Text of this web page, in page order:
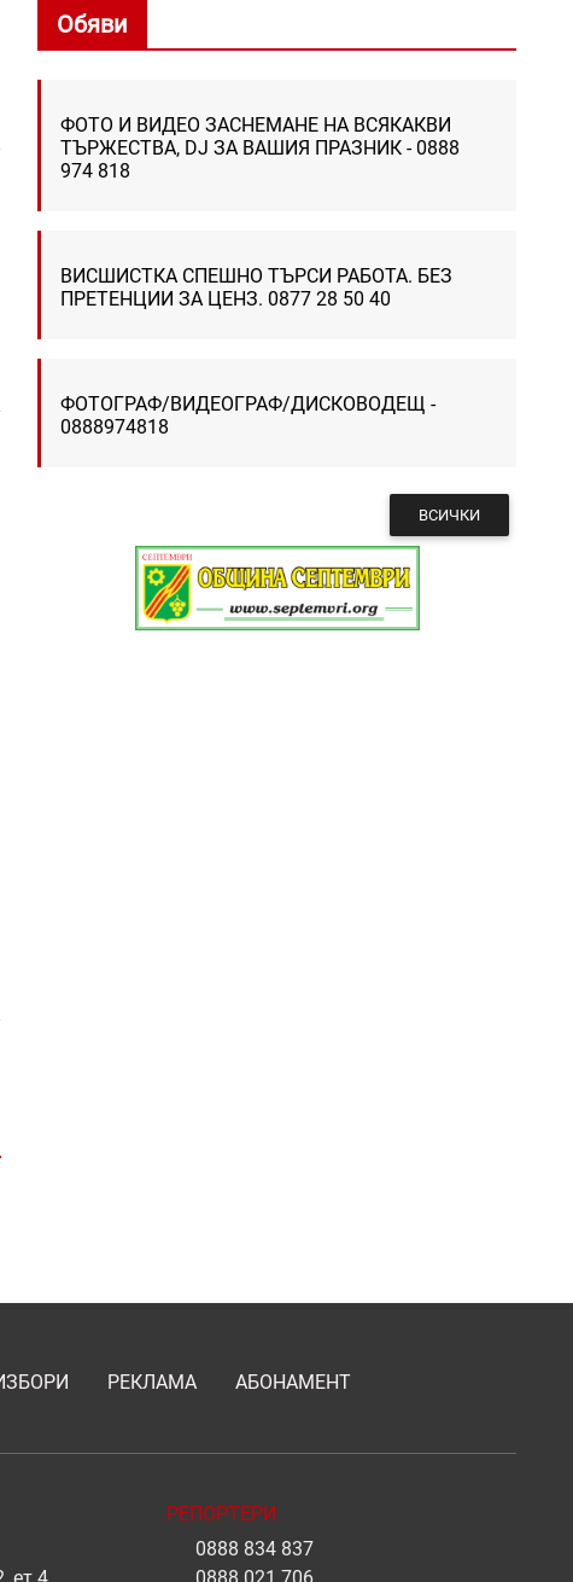
Обяви
ФОТО И ВИДЕО ЗАСНЕМАНЕ НА ВСЯКАКВИ
ТЪРЖЕСТВА, DJ ЗА ВАШИЯ ПРАЗНИК - 0888
974 818
ВИСШИСТКА СПЕШНО ТЪРСИ РАБОТА. БЕЗ
ПРЕТЕНЦИИ ЗА ЦЕНЗ. 0877 28 50 40
ФОТОГРАФ/ВИДЕОГРАФ/ДИСКОВОДЕЩ -
0888974818
ВСИЧКИ
РЕКЛАМА АБОНАМЕНТ
ет.4
РЕПОРТЕРИ
0888 834 837
0888 021 706